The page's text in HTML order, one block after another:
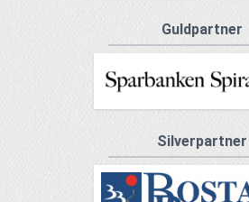
Guldpartner
Silverpartner